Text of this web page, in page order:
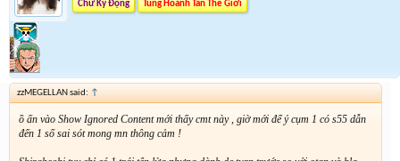
Chữ Ký Động
Tung Hoành Tân Thế Giới
zzMEGELLAN said: ↑
ồ ấn vào Show Ignored Content mới thấy cmt này , giờ mới để ý cụm 1 có s55 dẫn
đến 1 số sai sót mong mn thông cảm !